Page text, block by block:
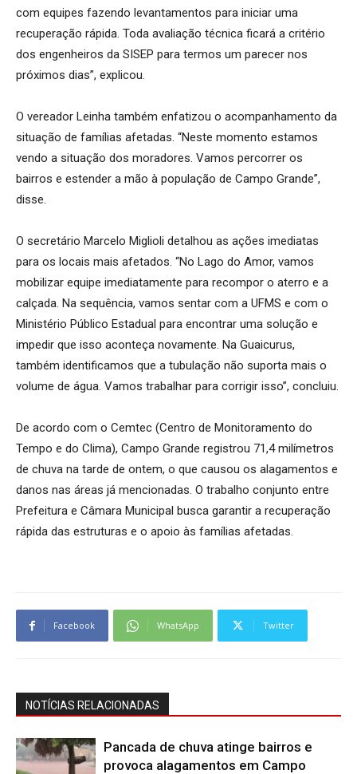
com equipes fazendo levantamentos para iniciar uma
recuperação rápida. Toda avaliação técnica ficará a critério
dos engenheiros da SISEP para termos um parecer nos
próximos dias”, explicou.
O vereador Leinha também enfatizou o acompanhamento da
situação de famílias afetadas. “Neste momento estamos
vendo a situação dos moradores. Vamos percorrer os
bairros e estender a mão à população de Campo Grande”,
disse.
O secretário Marcelo Miglioli detalhou as ações imediatas
para os locais mais afetados. “No Lago do Amor, vamos
mobilizar equipe imediatamente para recompor o aterro e a
calçada. Na sequência, vamos sentar com a UFMS e com o
Ministério Público Estadual para encontrar uma solução e
impedir que isso aconteça novamente. Na Guaicurus,
também identificamos que a tubulação não suporta mais o
volume de água. Vamos trabalhar para corrigir isso”, concluiu.
De acordo com o Cemtec (Centro de Monitoramento do
Tempo e do Clima), Campo Grande registrou 71,4 milímetros
de chuva na tarde de ontem, o que causou os alagamentos e
danos nas áreas já mencionadas. O trabalho conjunto entre
Prefeitura e Câmara Municipal busca garantir a recuperação
rápida das estruturas e o apoio às famílias afetadas.
Facebook WhatsApp Twitter
NOTÍCIAS RELACIONADAS
Pancada de chuva atinge bairros e
provoca alagamentos em Campo